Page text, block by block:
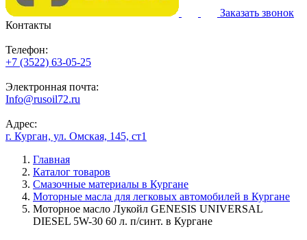
Заказать звонок
Контакты
Телефон:
+7 (3522) 63-05-25
Электронная почта:
Info@rusoil72.ru
Адрес:
г. Курган, ул. Омская, 145, ст1
Главная
Каталог товаров
Смазочные материалы в Кургане
Моторные масла для легковых автомобилей в Кургане
Моторное масло Лукойл GENESIS UNIVERSAL
DIESEL 5W-30 60 л. п/синт. в Кургане